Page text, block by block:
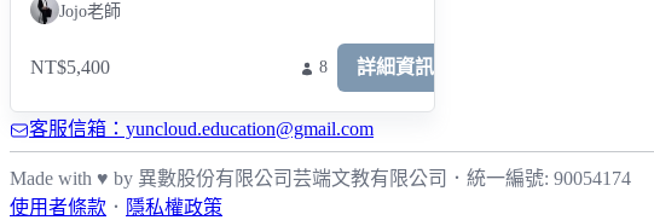
Jojo老師
NT$5,400 8 詳細資訊
客服信箱：yuncloud.education@gmail.com
Made with ♥ by 異數股份有限公司 芸端文教有限公司 ． 統一編號: 90054174
使用者條款 ． 隱私權政策